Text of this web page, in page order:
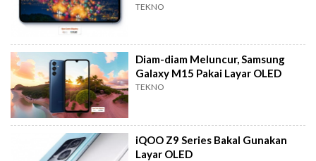
TEKNO
Diam-diam Meluncur, Samsung
Galaxy M15 Pakai Layar OLED
TEKNO
iQOO Z9 Series Bakal Gunakan
Layar OLED